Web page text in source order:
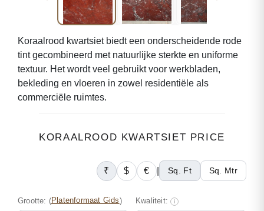
Koraalrood kwartsiet biedt een onderscheidende rode
tint gecombineerd met natuurlijke sterkte en uniforme
textuur. Het wordt veel gebruikt voor werkbladen,
bekleding en vloeren in zowel residentiële als
commerciële ruimtes.
KORAALROOD KWARTSIET PRICE
₹ $ € Sq. Ft Sq. Mtr
Grootte: (Platenformaat Gids) Kwaliteit: i